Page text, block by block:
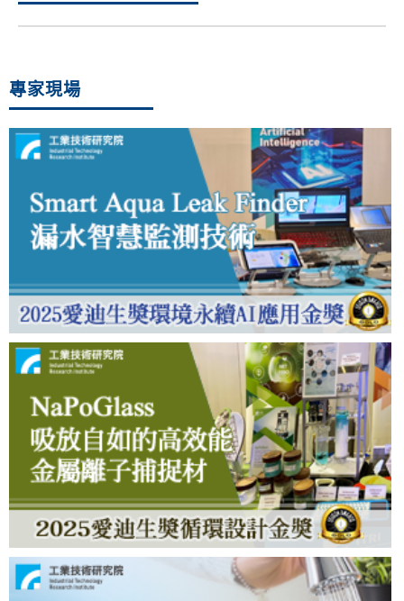
專家現場